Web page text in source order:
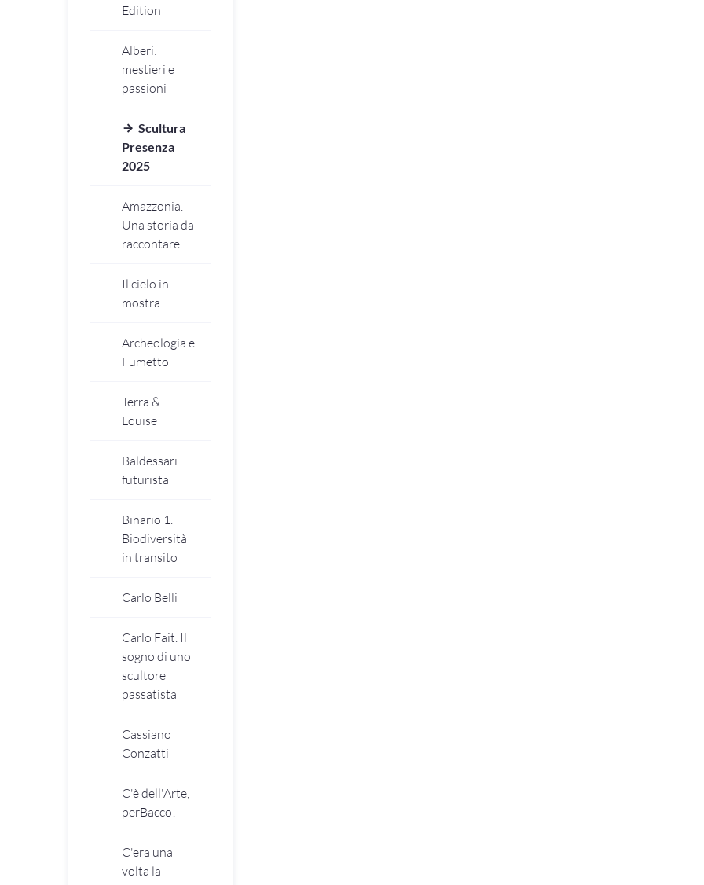
Edition
Alberi:
mestieri e
passioni
Scultura
Presenza
2025
Amazzonia.
Una storia da
raccontare
Il cielo in
mostra
Archeologia e
Fumetto
Terra &
Louise
Baldessari
futurista
Binario 1.
Biodiversità
in transito
Carlo Belli
Carlo Fait. Il
sogno di uno
scultore
passatista
Cassiano
Conzatti
C'è dell'Arte,
perBacco!
C'era una
volta la